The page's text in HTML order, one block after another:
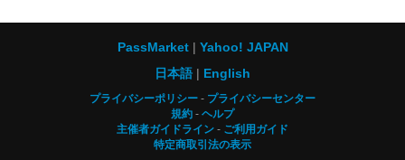
PassMarket
Yahoo! JAPAN
日本語
English
プライバシーポリシー
プライバシーセンター
規約
ヘルプ
主催者ガイドライン
ご利用ガイド
特定商取引法の表示